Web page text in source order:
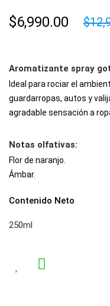
$6,990.00
Aromatizante spray
Ideal para rociar el
guardarropas, autos y
agradable sensación a
Notas olfativas:
Flor de naranjo.
Ámbar.
Contenido Neto
250ml